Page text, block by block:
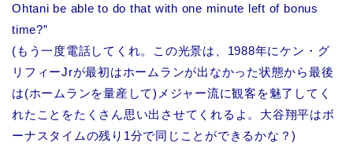
Ohtani be able to do that with one minute left of bonus
time?”
(もう一度電話してくれ。この光景は、1988年にケン・グ
リフィーJrが最初はホームランが出なかった状態から最後
は(ホームランを量産して)メジャー流に観客を魅了してく
れたことをたくさん思い出させてくれるよ。大谷翔平はボ
ーナスタイムの残り1分で同じことができるかな？)